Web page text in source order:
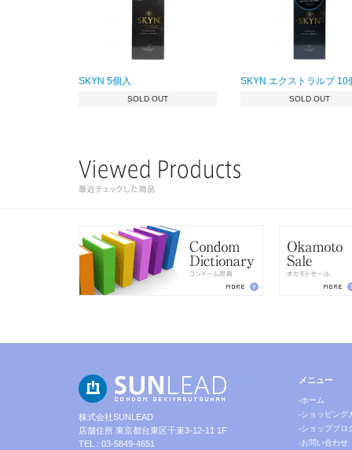
SKYN 5個入
SOLD OUT
SKYN エクストラルブ 10
SOLD OUT
株式会社SUNLEAD
店舗住所 東京都台東区千束3-12-11 1F
TEL : 03-5849-4651
メニュー
-ホーム
-ショッピング
-ショップブロ
-お問い合わせ